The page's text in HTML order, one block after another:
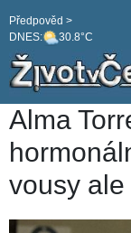
DNES: 30.8°C
Předpověd >
Alma
vousy